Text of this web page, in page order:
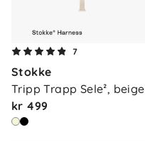
7
Stokke
Tripp Trapp Sele², beige
kr 499